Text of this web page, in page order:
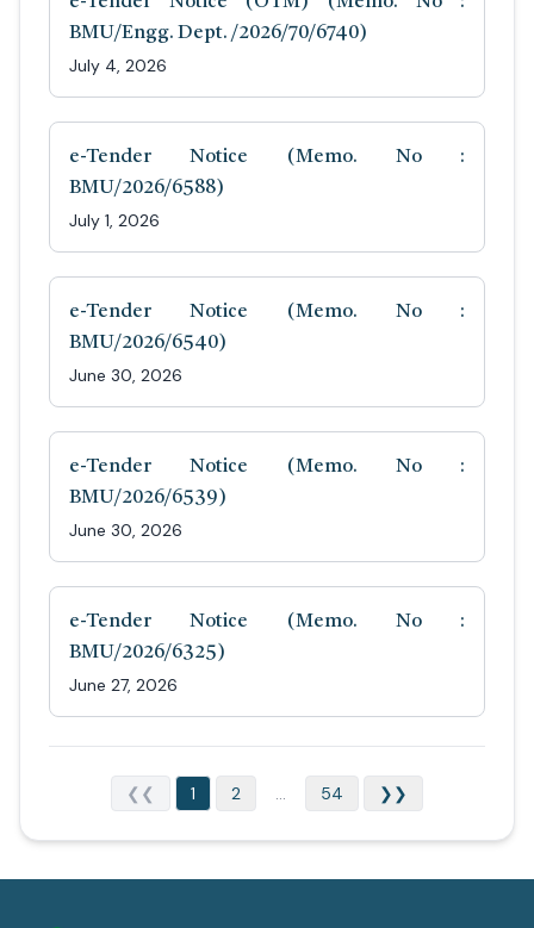
BMU/Engg. Dept. /2026/70/6740)
July 4, 2026
e-Tender Notice (Memo. No :
BMU/2026/6588)
July 1, 2026
e-Tender Notice (Memo. No :
BMU/2026/6540)
June 30, 2026
e-Tender Notice (Memo. No :
BMU/2026/6539)
June 30, 2026
e-Tender Notice (Memo. No :
BMU/2026/6325)
June 27, 2026
❮❮ 1 2 ... 54 ❯❯